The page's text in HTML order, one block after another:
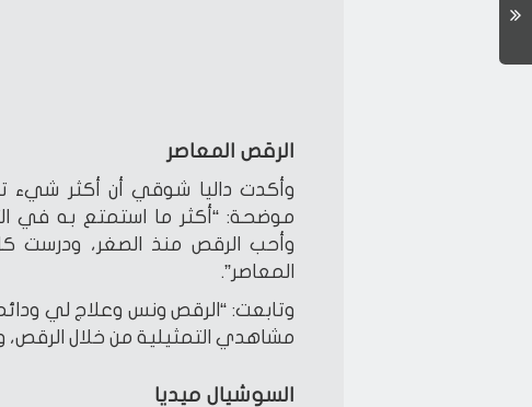
الرقص المعاصر
وأكدت داليا شوقي أن أكثر شيء
موضحة: “أكثر ما استمتع به في
وأحب الرقص منذ الصغر، ودرست
المعاصر”.
وتابعت: “الرقص ونس وعلاج لي
مشاهدي التمثيلية من خلال
السوشيال ميديا